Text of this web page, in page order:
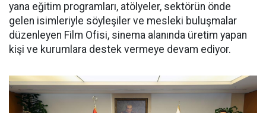
yana eğitim programları, atölyeler, sektörün önde
gelen isimleriyle söyleşiler ve mesleki buluşmalar
düzenleyen Film Ofisi, sinema alanında üretim yapan
kişi ve kurumlara destek vermeye devam ediyor.